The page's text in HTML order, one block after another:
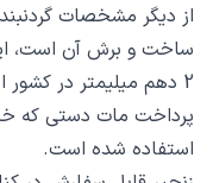
ساخت و برش آن است،
2 دهم میلیمتر در
پرداخت مات دستی که
استفاده شده است.